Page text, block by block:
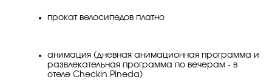
прокат велосипедов платно
анимация (дневная анимационная программа и
развлекательная программа по вечерам - в
отеле Checkin Pineda)